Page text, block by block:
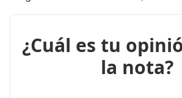
¿Cuál es tu
la nota?